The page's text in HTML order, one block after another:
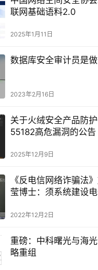
联网基础语料2.0
2025年1月11日
数据库安全审计员是
2023年2月16日
关于火绒安全产品防
55182高危漏洞的公告
2025年12月9日
《反电信网络诈骗法
莹博士：须系统建设
2022年12月2日
重磅：中科曙光与海
略重组